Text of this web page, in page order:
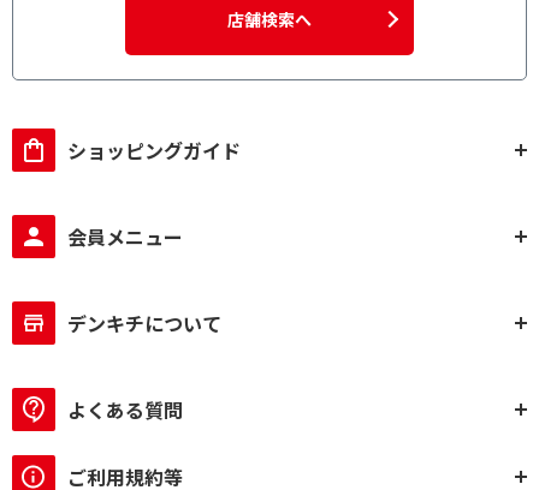
店舗検索へ
ショッピングガイド
会員メニュー
デンキチについて
よくある質問
ご利用規約等